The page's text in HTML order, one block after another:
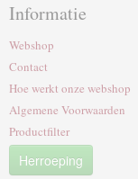
Informatie
Webshop
Contact
Hoe werkt onze webshop
Algemene Voorwaarden
Productfilter
Herroeping